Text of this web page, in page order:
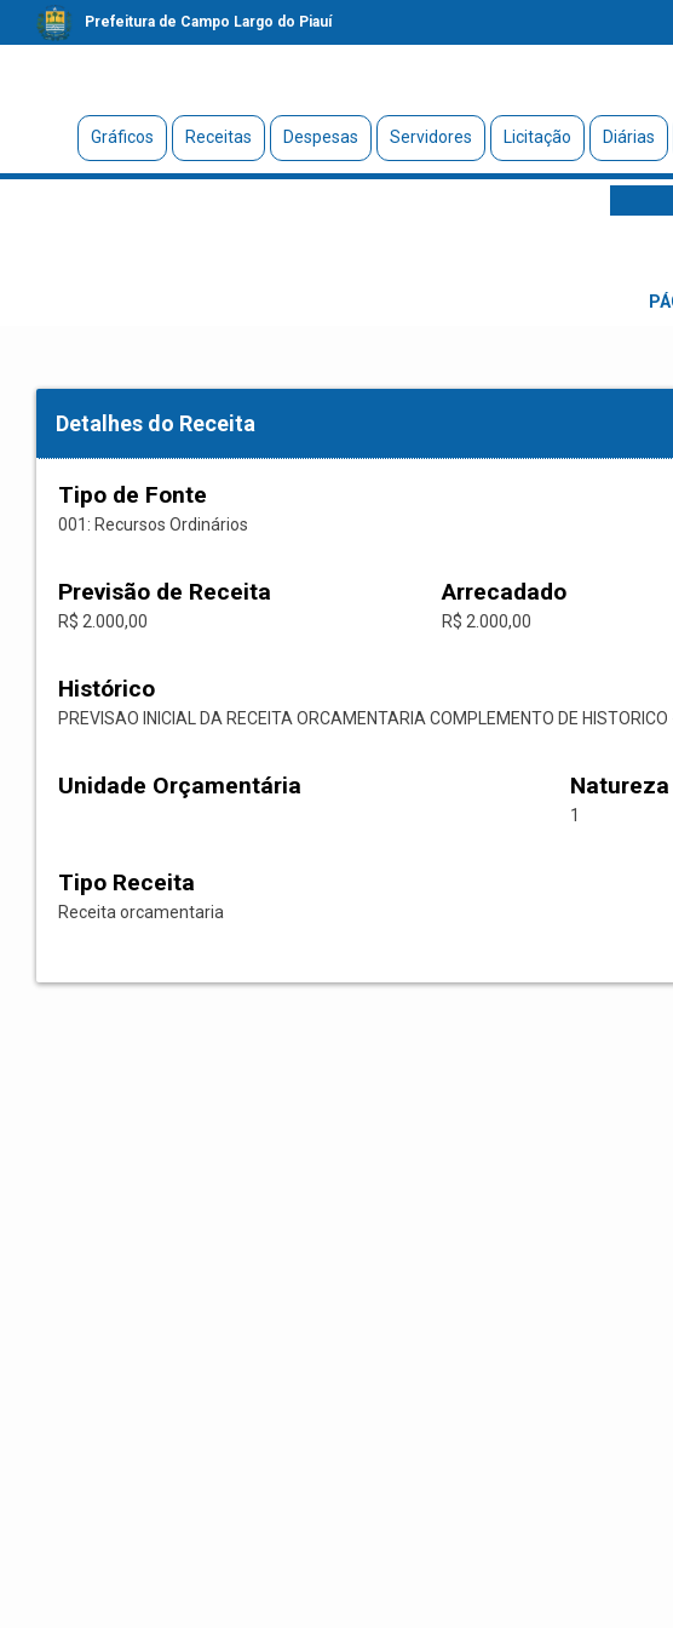
Prefeitura de Campo Largo do Piauí
Gráficos Receitas Despesas Servidores Licitação Diárias
Detalhes do Receita
Tipo de Fonte
001: Recursos Ordinários
Previsão de Receita
R$ 2.000,00
Arrecadado
R$ 2.000,00
Histórico
PREVISAO INICIAL DA RECEITA ORCAMENTARIA COMPLEMENTO DE
Unidade Orçamentária
1
Tipo Receita
Receita orcamentaria